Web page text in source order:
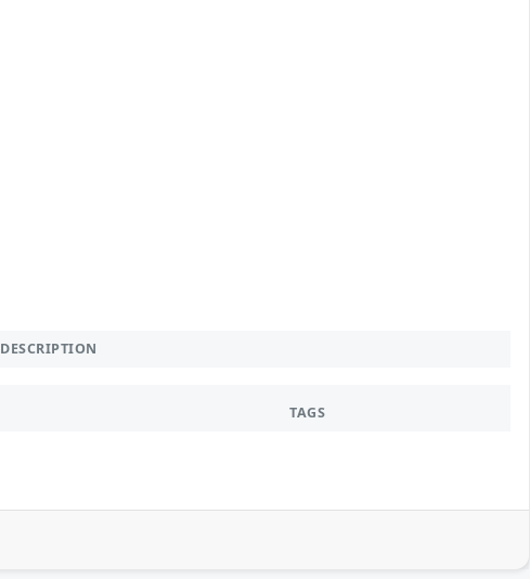
DESCRIPTION
TAGS